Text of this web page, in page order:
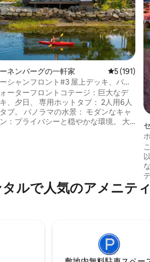
つ星中4.98つ星の平均評価
ネンバーグの一軒家 レビュー
5 (191)
シャンフロント#3 屋上デッキ、バー
ュー、2バス、ホットタブ、サンセッ
ーターフロントコテージ：巨大なデ
、夕日、 専用ホットタブ： 2人用6人
マの水景： モダンなキャ
：プライバシーと穏やかな環境。 大
イーンマスター、追加のゲストはソフ
寝ることができます。プライベート
ルで人気のアメニテ